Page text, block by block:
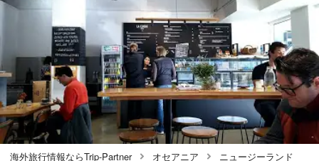
海外旅行情報ならTrip-Partner オセアニア ニュージーランド